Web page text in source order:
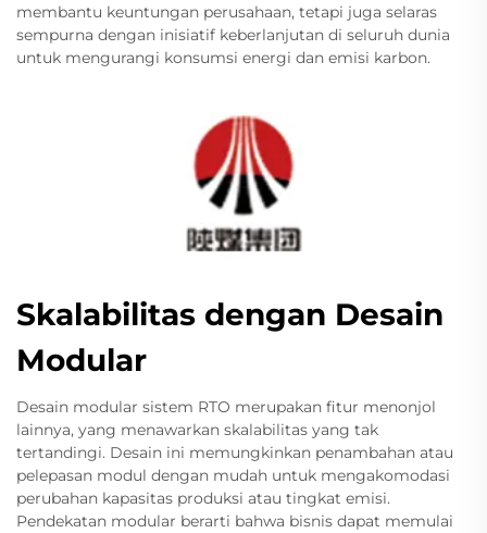
membantu keuntungan perusahaan, tetapi juga selaras
sempurna dengan inisiatif keberlanjutan di seluruh dunia
untuk mengurangi konsumsi energi dan emisi karbon.
Skalabilitas dengan Desain
Modular
Desain modular sistem RTO merupakan fitur menonjol
lainnya, yang menawarkan skalabilitas yang tak
tertandingi. Desain ini memungkinkan penambahan atau
pelepasan modul dengan mudah untuk mengakomodasi
perubahan kapasitas produksi atau tingkat emisi.
Pendekatan modular berarti bahwa bisnis dapat memulai